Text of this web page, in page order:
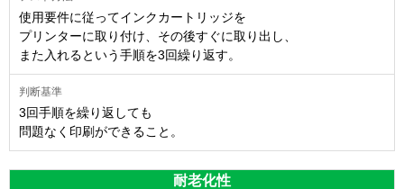
使用要件に従ってインクカートリッジを
プリンターに取り付け、その後すぐに取り出し、
また入れるという手順を3回繰り返す。
3回手順を繰り返しても
問題なく印刷ができること。
耐老化性